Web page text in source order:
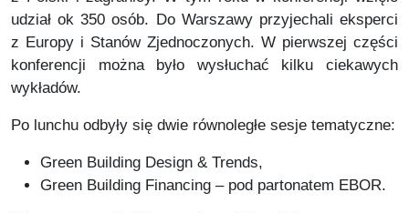
udział ok 350 osób. Do Warszawy przyjechali eksperci
z Europy i Stanów Zjednoczonych. W pierwszej części
konferencji można było wysłuchać kilku ciekawych
wykładów.
Po lunchu odbyły się dwie równoległe sesje tematyczne:
Green Building Design & Trends,
Green Building Financing – pod partonatem EBOR.